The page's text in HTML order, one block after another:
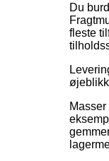
Du
fleste